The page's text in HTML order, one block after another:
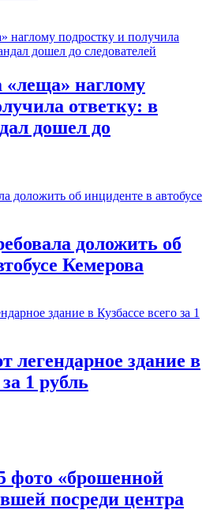
наглому
ответку: в
дошел до
доложить об
Кемерова
легендарное здание в
1 рубль
фото «брошенной
посреди центра